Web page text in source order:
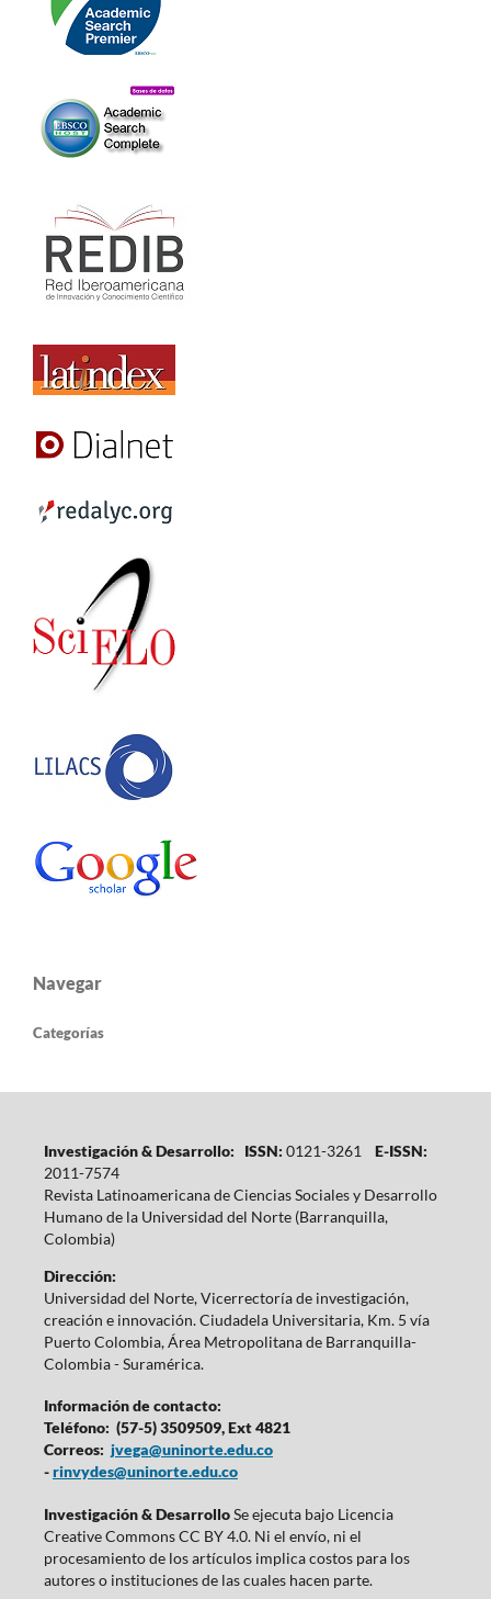
Navegar
Categorías
Investigación & Desarrollo: ISSN: 0121-3261
E-ISSN:
2011-7574
Revista Latinoamericana de Ciencias Sociales y Desarrollo
Humano de la Universidad del Norte (Barranquilla,
Colombia)
Dirección:
Universidad del Norte, Vicerrectoría de investigación,
creación e innovación. Ciudadela Universitaria, Km. 5 vía
Puerto Colombia, Área Metropolitana de Barranquilla-
Colombia - Suramérica.
Información de contacto:
Teléfono: (57-5) 3509509, Ext 4821
Correos: jvega@uninorte.edu.co
-rinvydes@uninorte.edu.co
Investigación & DesarrolloSe ejecuta bajo Licencia
Creative Commons CC BY 4.0. Ni el envío, ni el
procesamiento de los artículos implica costos para los
autores o instituciones de las cuales hacen parte.